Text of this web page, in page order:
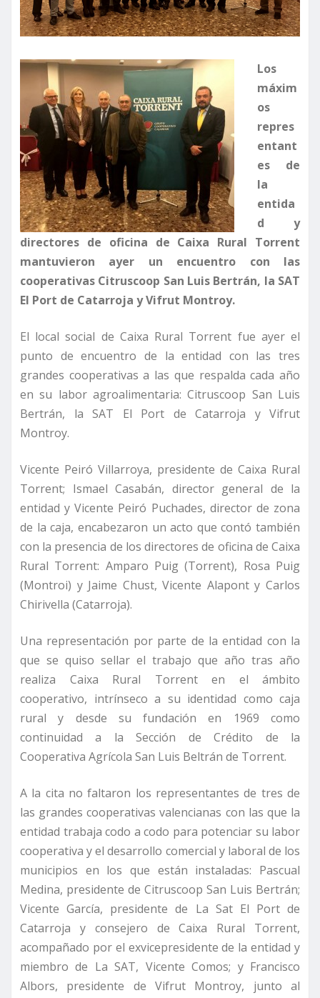
Los
máxim
os
repres
entant
es de
la
entida
d y
directores de oficina de Caixa Rural Torrent
mantuvieron ayer un encuentro con las
cooperativas Citruscoop San Luis Bertrán, la SAT
El Port de Catarroja y Vifrut Montroy.
El local social de Caixa Rural Torrent fue ayer el
punto de encuentro de la entidad con las tres
grandes cooperativas a las que respalda cada año
en su labor agroalimentaria: Citruscoop San Luis
Bertrán, la SAT El Port de Catarroja y Vifrut
Montroy.
Vicente Peiró Villarroya, presidente de Caixa Rural
Torrent; Ismael Casabán, director general de la
entidad y Vicente Peiró Puchades, director de zona
de la caja, encabezaron un acto que contó también
con la presencia de los directores de oficina de Caixa
Rural Torrent: Amparo Puig (Torrent), Rosa Puig
(Montroi) y Jaime Chust, Vicente Alapont y Carlos
Chirivella (Catarroja).
Una representación por parte de la entidad con la
que se quiso sellar el trabajo que año tras año
realiza Caixa Rural Torrent en el ámbito
cooperativo, intrínseco a su identidad como caja
rural y desde su fundación en 1969 como
continuidad a la Sección de Crédito de la
Cooperativa Agrícola San Luis Beltrán de Torrent.
A la cita no faltaron los representantes de tres de
las grandes cooperativas valencianas con las que la
entidad trabaja codo a codo para potenciar su labor
cooperativa y el desarrollo comercial y laboral de los
municipios en los que están instaladas: Pascual
Medina, presidente de Citruscoop San Luis Bertrán;
Vicente García, presidente de La Sat El Port de
Catarroja y consejero de Caixa Rural Torrent,
acompañado por el exvicepresidente de la entidad y
miembro de La SAT, Vicente Comos; y Francisco
Albors, presidente de Vifrut Montroy, junto al